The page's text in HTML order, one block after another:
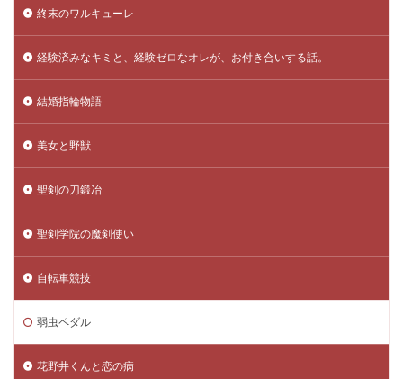
終末のワルキューレ
経験済みなキミと、経験ゼロなオレが、お付き合いする話。
結婚指輪物語
美女と野獣
聖剣の刀鍛冶
聖剣学院の魔剣使い
自転車競技
弱虫ペダル
花野井くんと恋の病